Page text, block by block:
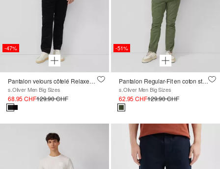
-47%
Pantalon velours côtelé Relaxed Fit taille mi-haute
s.Oliver Men Big Sizes
68.95 CHF129.90 CHF
-51%
Pantalon Regular-Fit en coton stretch de style worker
s.Oliver Men Big Sizes
62.95 CHF129.90 CHF